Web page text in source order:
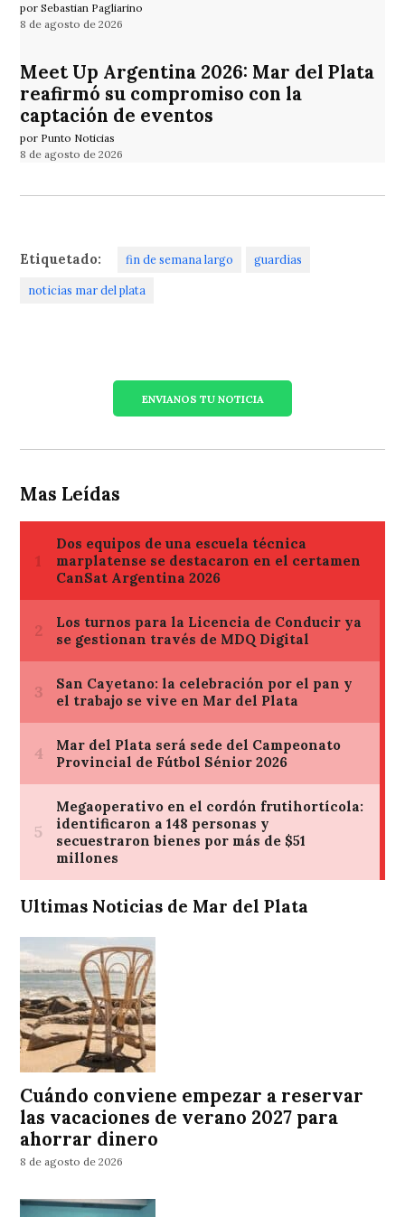
por Sebastian Pagliarino
8 de agosto de 2026
Meet Up Argentina 2026: Mar del Plata
reafirmó su compromiso con la
captación de eventos
por Punto Noticias
8 de agosto de 2026
Etiquetado: fin de semana largo guardias
noticias mar del plata
ENVIANOS TU NOTICIA
Mas Leídas
Ultimas Noticias de Mar del Plata
Cuándo conviene empezar a reservar
las vacaciones de verano 2027 para
ahorrar dinero
8 de agosto de 2026